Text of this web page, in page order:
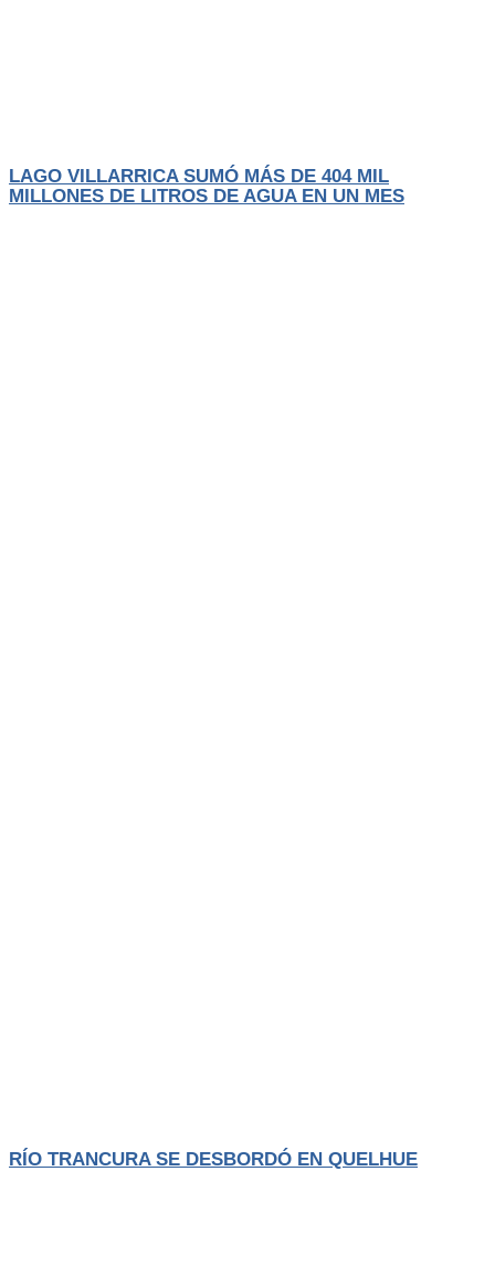
LAGO VILLARRICA SUMÓ MÁS DE 404 MIL
MILLONES DE LITROS DE AGUA EN UN MES
RÍO TRANCURA SE DESBORDÓ EN QUELHUE